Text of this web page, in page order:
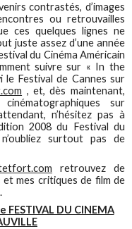
contrastés, d’images
ou retrouvailles
ces quelques lignes ne
juste assez d’une année
du Cinéma Américain
suivre sur « In the
Festival de Cannes sur
, et, dès maintenant,
sur
n’hésitez pas à
2008 du Festival du
surtout pas de
retrouvez de
mes critiques de film de
FESTIVAL DU CINEMA